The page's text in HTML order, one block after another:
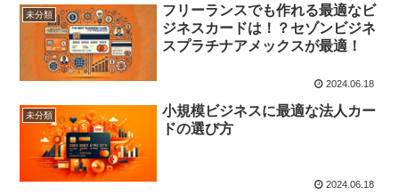
未分類
フリーランスでも作れる最適なビ
ジネスカードは！？セゾンビジネ
スプラチナアメックスが最適！
2024.06.18
未分類
小規模ビジネスに最適な法人カー
ドの選び方
2024.06.18